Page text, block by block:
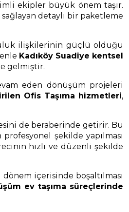
ekipler büyük önem taşır.
sağlayan detaylı bir paketleme
ilişkilerinin güçlü olduğu
Kadıköy Suadiye kentsel
gelmiştir.
eden dönüşüm projeleri
Ofis Taşıma hizmetleri,
de beraberinde getirir. Bu
şekilde yapılması
hızlı ve düzenli şekilde
içerisinde boşaltılması
ev taşıma süreçlerinde